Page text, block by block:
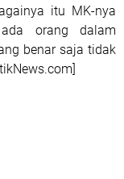
itu MK-nya
orang dalam
benar saja tidak